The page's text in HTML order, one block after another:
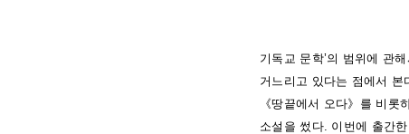
기독교 문학’의 범위에 관
거느리고 있다는 점에서
《땅끝에서 오다》를 비
소설을 썼다. 이번에 출간